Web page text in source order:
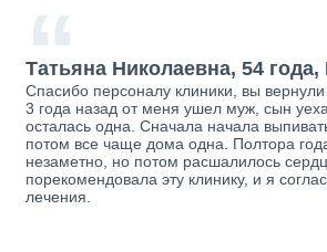
“
Татьяна Николаевна, 54 года,
Спасибо персоналу клиники, вы
3 года назад от меня ушел муж, сын
осталась одна. Сначала начала
потом все чаще дома одна. Полтора
незаметно, но потом расшалилось
порекомендовала эту клинику, и я
лечения.